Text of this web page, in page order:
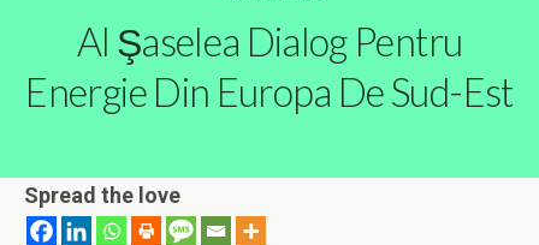
Al Şaselea Dialog Pentru
Energie Din Europa De Sud-Est
Spread the love